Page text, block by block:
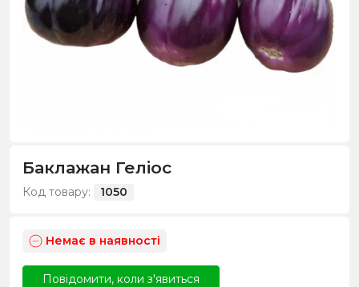
Баклажан Геліос
Код товару: 1050
Немає в наявності
Повідомити, коли з'явиться